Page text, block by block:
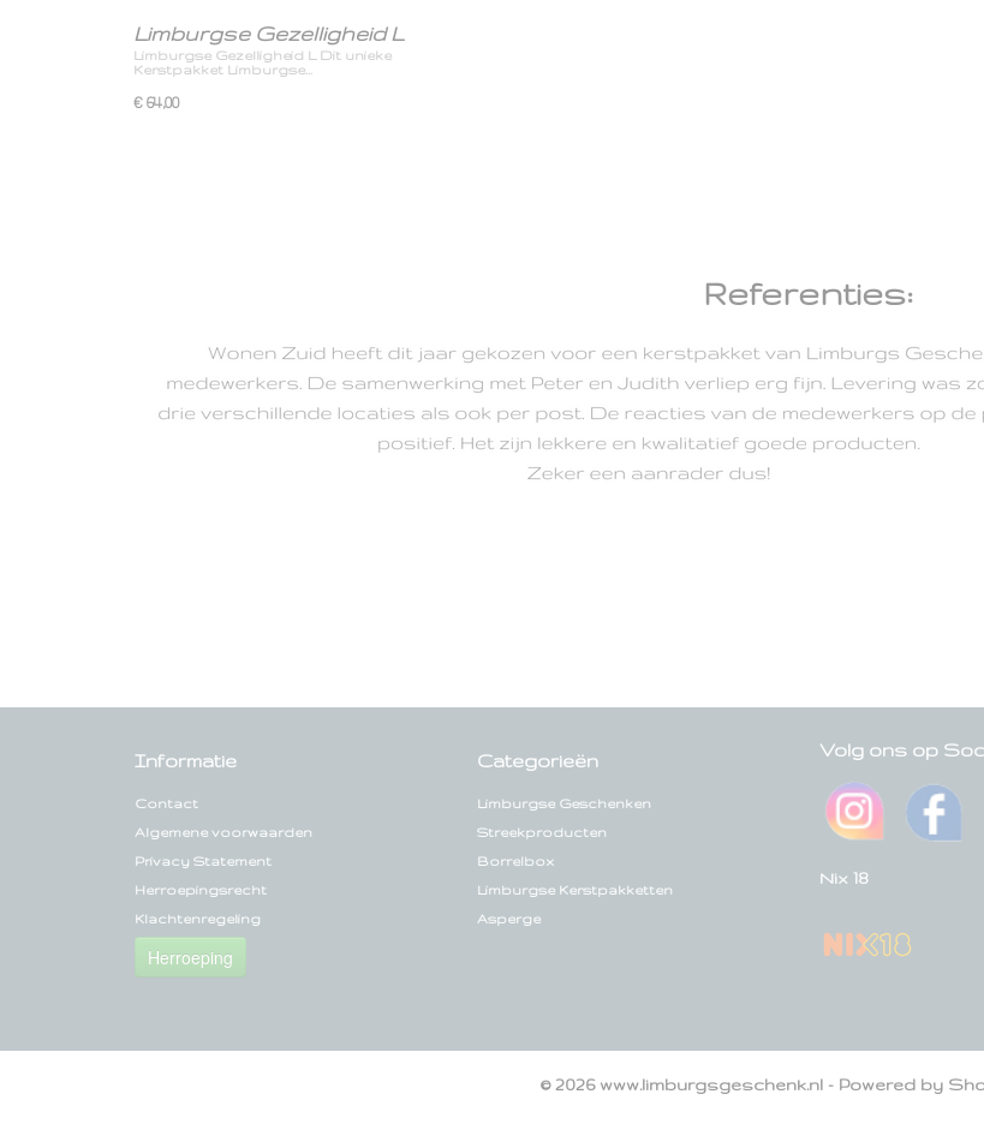
Limburgse Gezelligheid L
Limburgse Gezelligheid L Dit unieke
Kerstpakket Limburgse…
€ 64,00
Referenties:
Informatie
Contact
Algemene voorwaarden
Privacy Statement
Herroepingsrecht
Klachtenregeling
Herroeping
Categorieën
Limburgse Geschenken
Streekproducten
Borrelbox
Limburgse Kerstpakketten
Asperge
Volg ons op
Nix 18
© 2026 www.limburgsgeschenk.nl - Powered by